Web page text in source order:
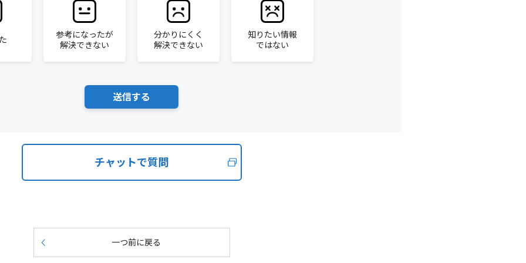
参考になったが
解決できない
分かりにくく
解決できない
知りたい情報
ではない
チャットで質問
一つ前に戻る